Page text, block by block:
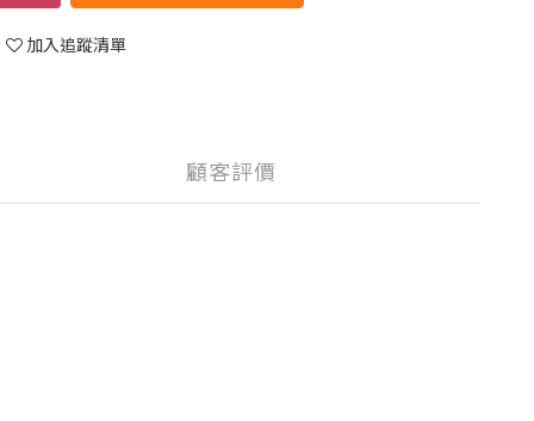
加入追蹤清單
顧客評價